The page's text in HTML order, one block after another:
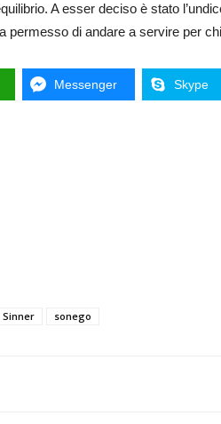
A esser deciso è stato
permesso di andare a servire per
Messenger Skype
Sinner sonego